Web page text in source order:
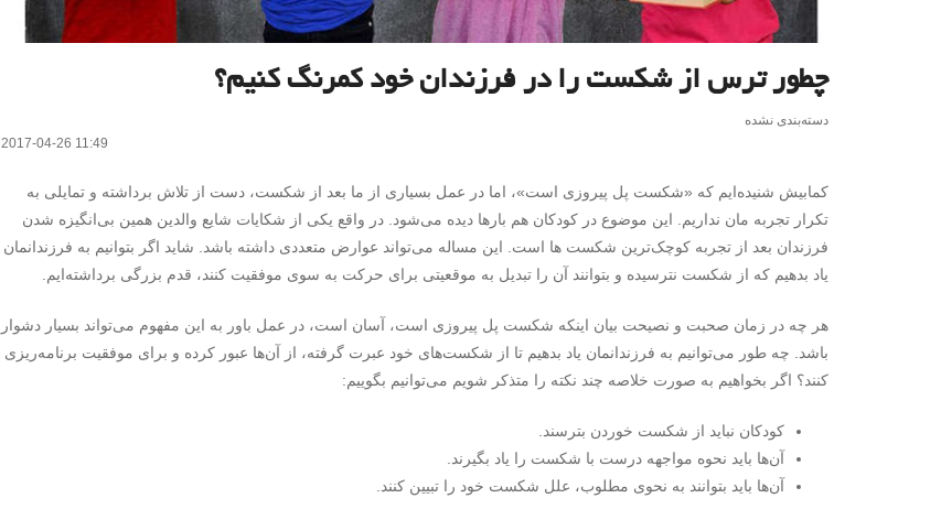
چطور ترس از شکست را در فرزندان خود کمرنگ کنیم؟
دسته‌بندی نشده
2017-04-26 11:49
کمابیش شنیده‌ایم که «شکست پل پیروزی است»، اما در عمل بسیاری از ما بعد از شکست، دست از تلاش برداشته و تمایلی به
تکرار تجربه­ مان نداریم. این موضوع در کودکان هم بارها دیده می‌شود. در واقع یکی از شکایات شایع والدین همین بی‌انگیزه شدن
فرزندان بعد از تجربه کوچک‌ترین شکست­ ها است. این مساله می‌تواند عوارض متعددی داشته باشد. شاید اگر بتوانیم به فرزندانمان
یاد بدهیم که از شکست نترسیده و بتوانند آن را تبدیل به موقعیتی برای حرکت به سوی موفقیت کنند، قدم بزرگی برداشته‌ایم.
هر چه در زمان صحبت و نصیحت بیان اینکه شکست پل پیروزی است، آسان است، در عمل باور به این مفهوم می‌تواند بسیار دشوار
باشد. چه طور می‌توانیم به فرزندانمان یاد بدهیم تا از شکست‌های خود عبرت گرفته، از آن‌ها عبور کرده و برای موفقیت برنامه‌ریزی
کنند؟ اگر بخواهیم به صورت خلاصه چند نکته را متذکر شویم می‌توانیم بگوییم:
کودکان نباید از شکست خوردن بترسند.
آن‌ها باید نحوه مواجهه درست با شکست را یاد بگیرند.
آن‌ها باید بتوانند به نحوی مطلوب، علل شکست خود را تبیین کنند.